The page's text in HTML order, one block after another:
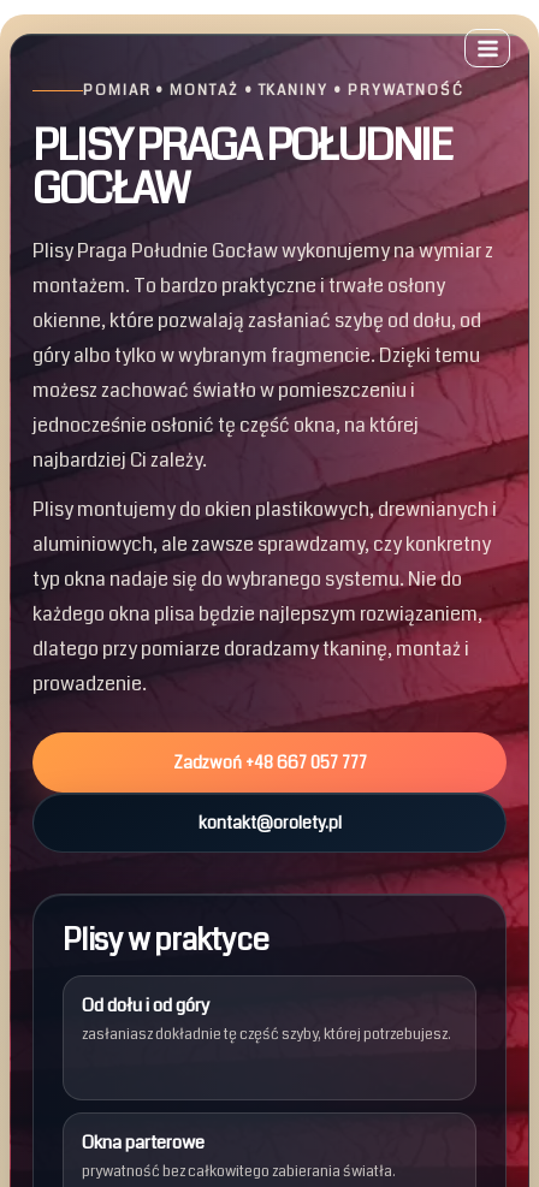
Przejdź
do
POMIAR • MONTAŻ • TKANINY • PRYWATNOŚĆ
PLISY PRAGA POŁUDNIE
GOCŁAW
Plisy Praga Południe Gocław wykonujemy na wymiar z
montażem. To bardzo praktyczne i trwałe osłony
okienne, które pozwalają zasłaniać szybę od dołu, od
góry albo tylko w wybranym fragmencie. Dzięki temu
możesz zachować światło w pomieszczeniu i
jednocześnie osłonić tę część okna, na której
najbardziej Ci zależy.
Plisy montujemy do okien plastikowych, drewnianych i
aluminiowych, ale zawsze sprawdzamy, czy konkretny
typ okna nadaje się do wybranego systemu. Nie do
każdego okna plisa będzie najlepszym rozwiązaniem,
dlatego przy pomiarze doradzamy tkaninę, montaż i
prowadzenie.
Zadzwoń +48 667 057 777
kontakt@orolety.pl
Plisy w praktyce
Od dołu i od góry
zasłaniasz dokładnie tę część szyby, której potrzebujesz.
Okna parterowe
prywatność bez całkowitego zabierania światła.